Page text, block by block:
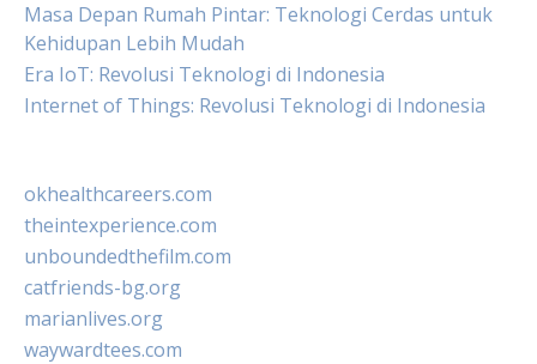
Masa Depan Rumah Pintar: Teknologi Cerdas untuk
Kehidupan Lebih Mudah
Era IoT: Revolusi Teknologi di Indonesia
Internet of Things: Revolusi Teknologi di Indonesia
okhealthcareers.com
theintexperience.com
unboundedthefilm.com
catfriends-bg.org
marianlives.org
waywardtees.com